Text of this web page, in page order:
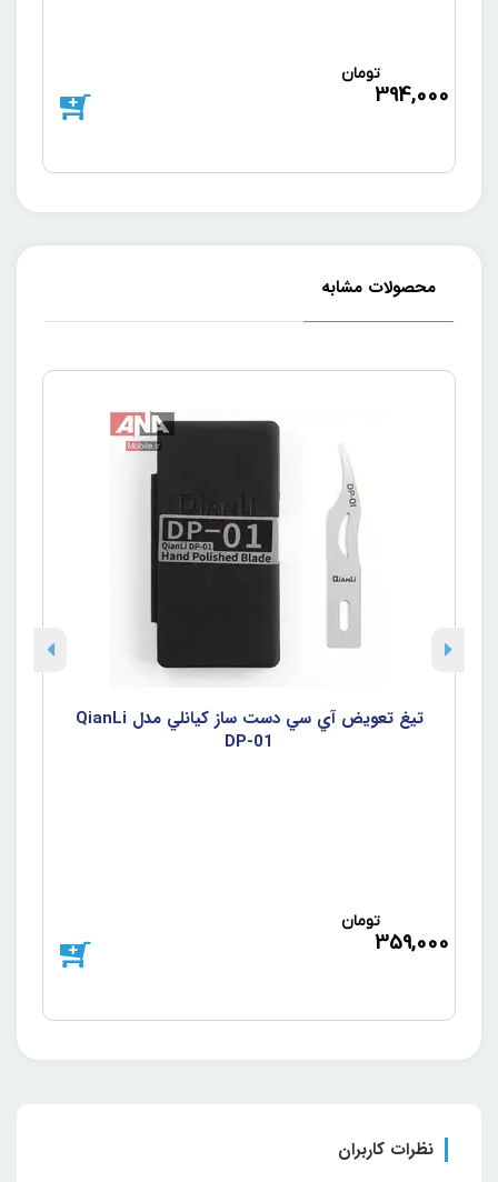
394,000
تومان
محصولات مشابه
تيغ تعويض آي سي دست ساز کيانلي مدل QianLi
DP-01
359,000
تومان
نظرات کاربران